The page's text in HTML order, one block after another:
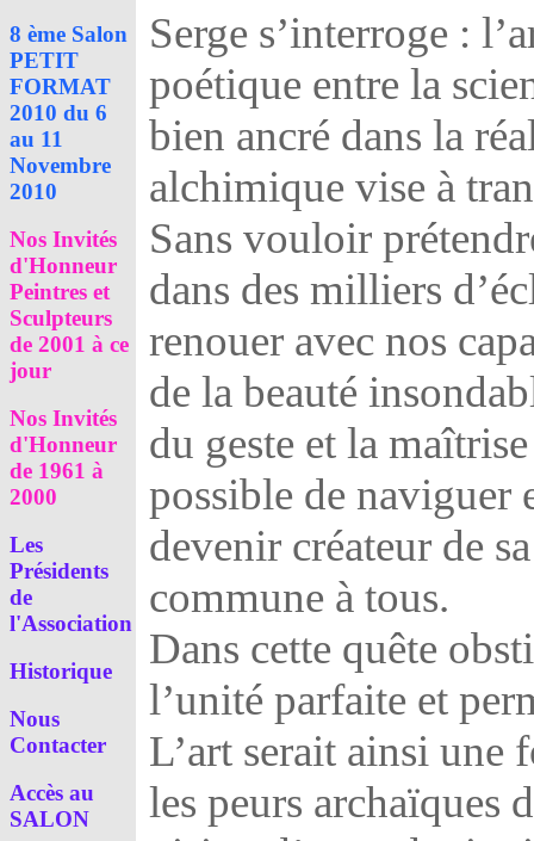
8 ème Salon
PETIT
FORMAT
2010 du 6
au 11
Novembre
2010
Nos Invités
d'Honneur
Peintres et
Sculpteurs
de 2001 à ce
jour
Nos Invités
d'Honneur
de 1961 à
2000
Les
Présidents
de
l'Association
Historique
Nous
Contacter
Accès au
SALON
Serge s’interroge :
poétique entre la
bien ancré dans la
alchimique vise à
Sans vouloir
dans des milliers
renouer avec nos
de la beauté
du geste et la
possible de naviguer
devenir créateur de
commune à tous.
Dans cette quête
l’unité parfaite et
L’art serait ainsi une
les peurs archaïques